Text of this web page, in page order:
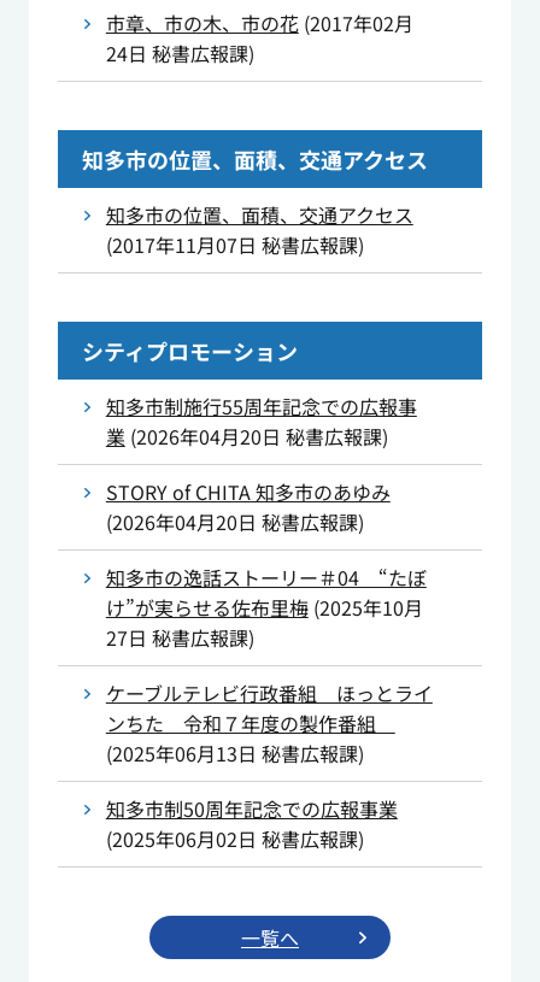
市章、市の木、市の花(2017年02月
24日 秘書広報課)
知多市の位置、面積、交通アクセス
知多市の位置、面積、交通アクセス
(2017年11月07日 秘書広報課)
シティプロモーション
知多市制施行55周年記念での広報事
業 (2026年04月20日 秘書広報課)
STORY of CHITA 知多市のあゆみ
(2026年04月20日 秘書広報課)
知多市の逸話ストーリー＃04 “たぼ
け”が実らせる佐布里梅(2025年10月
27日 秘書広報課)
ケーブルテレビ行政番組 ほっとライ
ンちた 令和７年度の製作番組
(2025年06月13日 秘書広報課)
知多市制50周年記念での広報事業
(2025年06月02日 秘書広報課)
一覧へ